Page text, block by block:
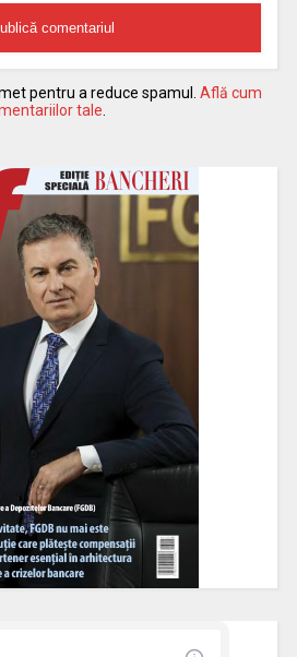
pentru a reduce spamul. Află cum
tale.